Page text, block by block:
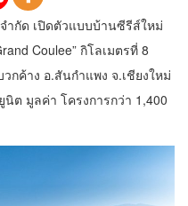
ำกัด เปิดตัวแบบบ้านซีรีส์ใหม่
Coulee” กิโลเมตรที่ 8
กค้าง อ.สันกําแพง จ.เชียงใหม่
ต มูลค่า โครงการกว่า 1,400